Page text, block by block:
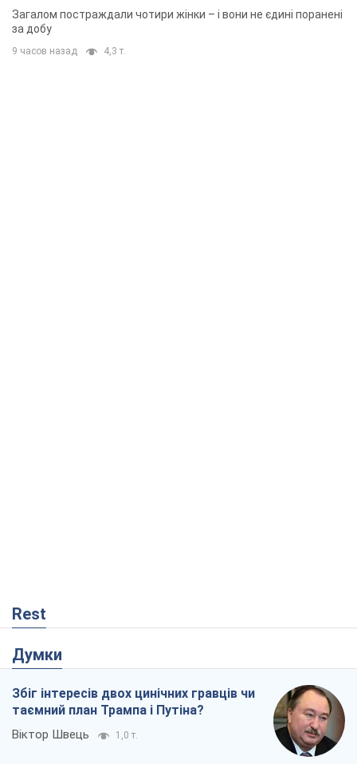
Загалом постраждали чотири жінки – і вони не єдині поранені
за добу
9 часов назад 4,3 т.
Rest
Думки
Збіг інтересів двох цинічних гравців чи
таємний план Трампа і Путіна?
Віктор Швець 1,0 т.